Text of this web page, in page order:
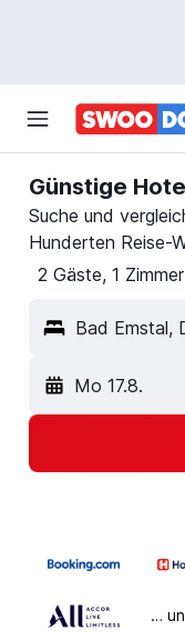
Günstige
Suche und
Hunderten Reise-
2 Gäste, 1 Zimmer
Bad Emstal,
Mo 17.8.
…